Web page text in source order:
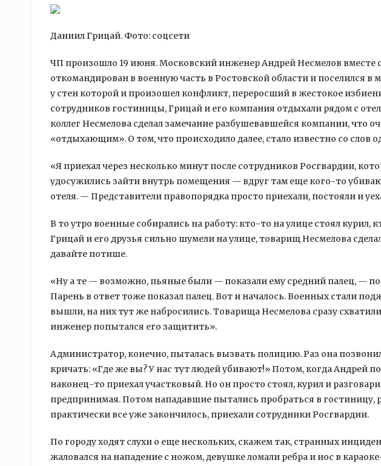
Даниил Грицай. Фото: соцсети
ЧП произошло 19 июня. Московский инженер Андрей Несмелов вместе
откомандирован в военную часть в Ростовской области и поселился в
у стен которой и произошел конфликт, переросший в жестокое
сотрудников гостиницы, Грицай и его компания отдыхали рядом с
коллег Несмелова сделал замечание разбушевавшейся компании, что
«отдыхающим». О том, что происходило далее, стало известно со слов
«Я приехал через несколько минут после сотрудников Росгвардии,
удосужились зайти внутрь помещения — вдруг там еще кого-то
отеля. — Представители правопорядка просто приехали, постояли и
В то утро военные собирались на работу: кто-то на улице стоял курил,
Грицай и его друзья сильно шумели на улице, товарищ Несмелова
давайте потише.
«Ну а те — возможно, пьяные были — показали ему средний палец, —
Парень в ответ тоже показал палец. Вот и началось. Военных стали
вышли, на них тут же набросились. Товарища Несмелова сразу
инженер попытался его защитить».
Администратор, конечно, пыталась вызвать полицию. Раз она
кричать: «Где же вы? У нас тут людей убивают!» Потом, когда Андрей
наконец-то приехал участковый. Но он просто стоял, курил и
предпринимая. Потом нападавшие пытались пробраться в гостиницу,
практически все уже закончилось, приехали сотрудники Росгвардии.
По городу ходят слухи о еще нескольких, скажем так, странных
жаловался на нападение с ножом, девушке ломали ребра и нос в